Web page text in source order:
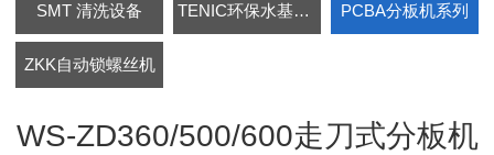
SMT 清洗设备 TENIC环保水基清洗剂 PCBA分板机系列
ZKK自动锁螺丝机
WS-ZD360/500/600走刀式分板机